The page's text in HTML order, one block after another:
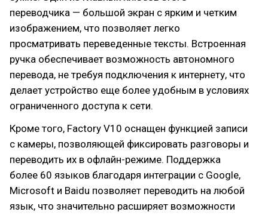
переводчика — большой экран с ярким и четким
изображением, что позволяет легко
просматривать переведенные тексты. Встроенная
ручка обеспечивает возможность автономного
перевода, не требуя подключения к интернету, что
делает устройство еще более удобным в условиях
ограниченного доступа к сети.
Кроме того, Factory V10 оснащен функцией записи
с камеры, позволяющей фиксировать разговоры и
переводить их в офлайн-режиме. Поддержка
более 60 языков благодаря интеграции с Google,
Microsoft и Baidu позволяет переводить на любой
язык, что значительно расширяет возможности